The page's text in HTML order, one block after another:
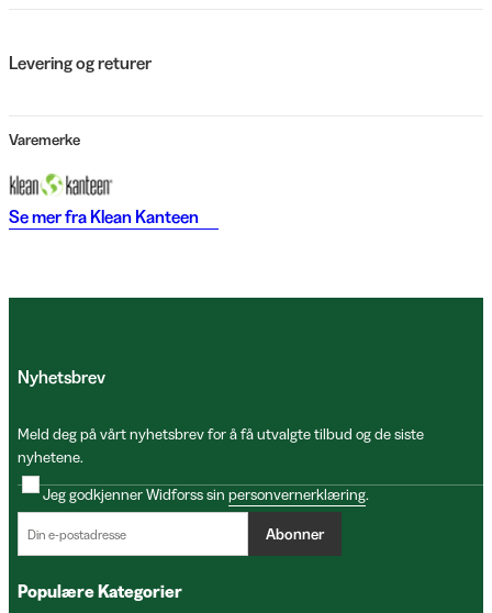
Levering og returer
Varemerke
Se mer fra Klean Kanteen
Nyhetsbrev
Meld deg på vårt nyhetsbrev for å få utvalgte tilbud og de siste
nyhetene.
Jeg godkjenner Widforss sin personvernerklæring.
Abonner
Populære Kategorier